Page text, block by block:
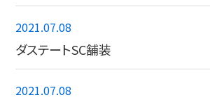
2021.07.08
ダステートSC舗装
2021.07.08